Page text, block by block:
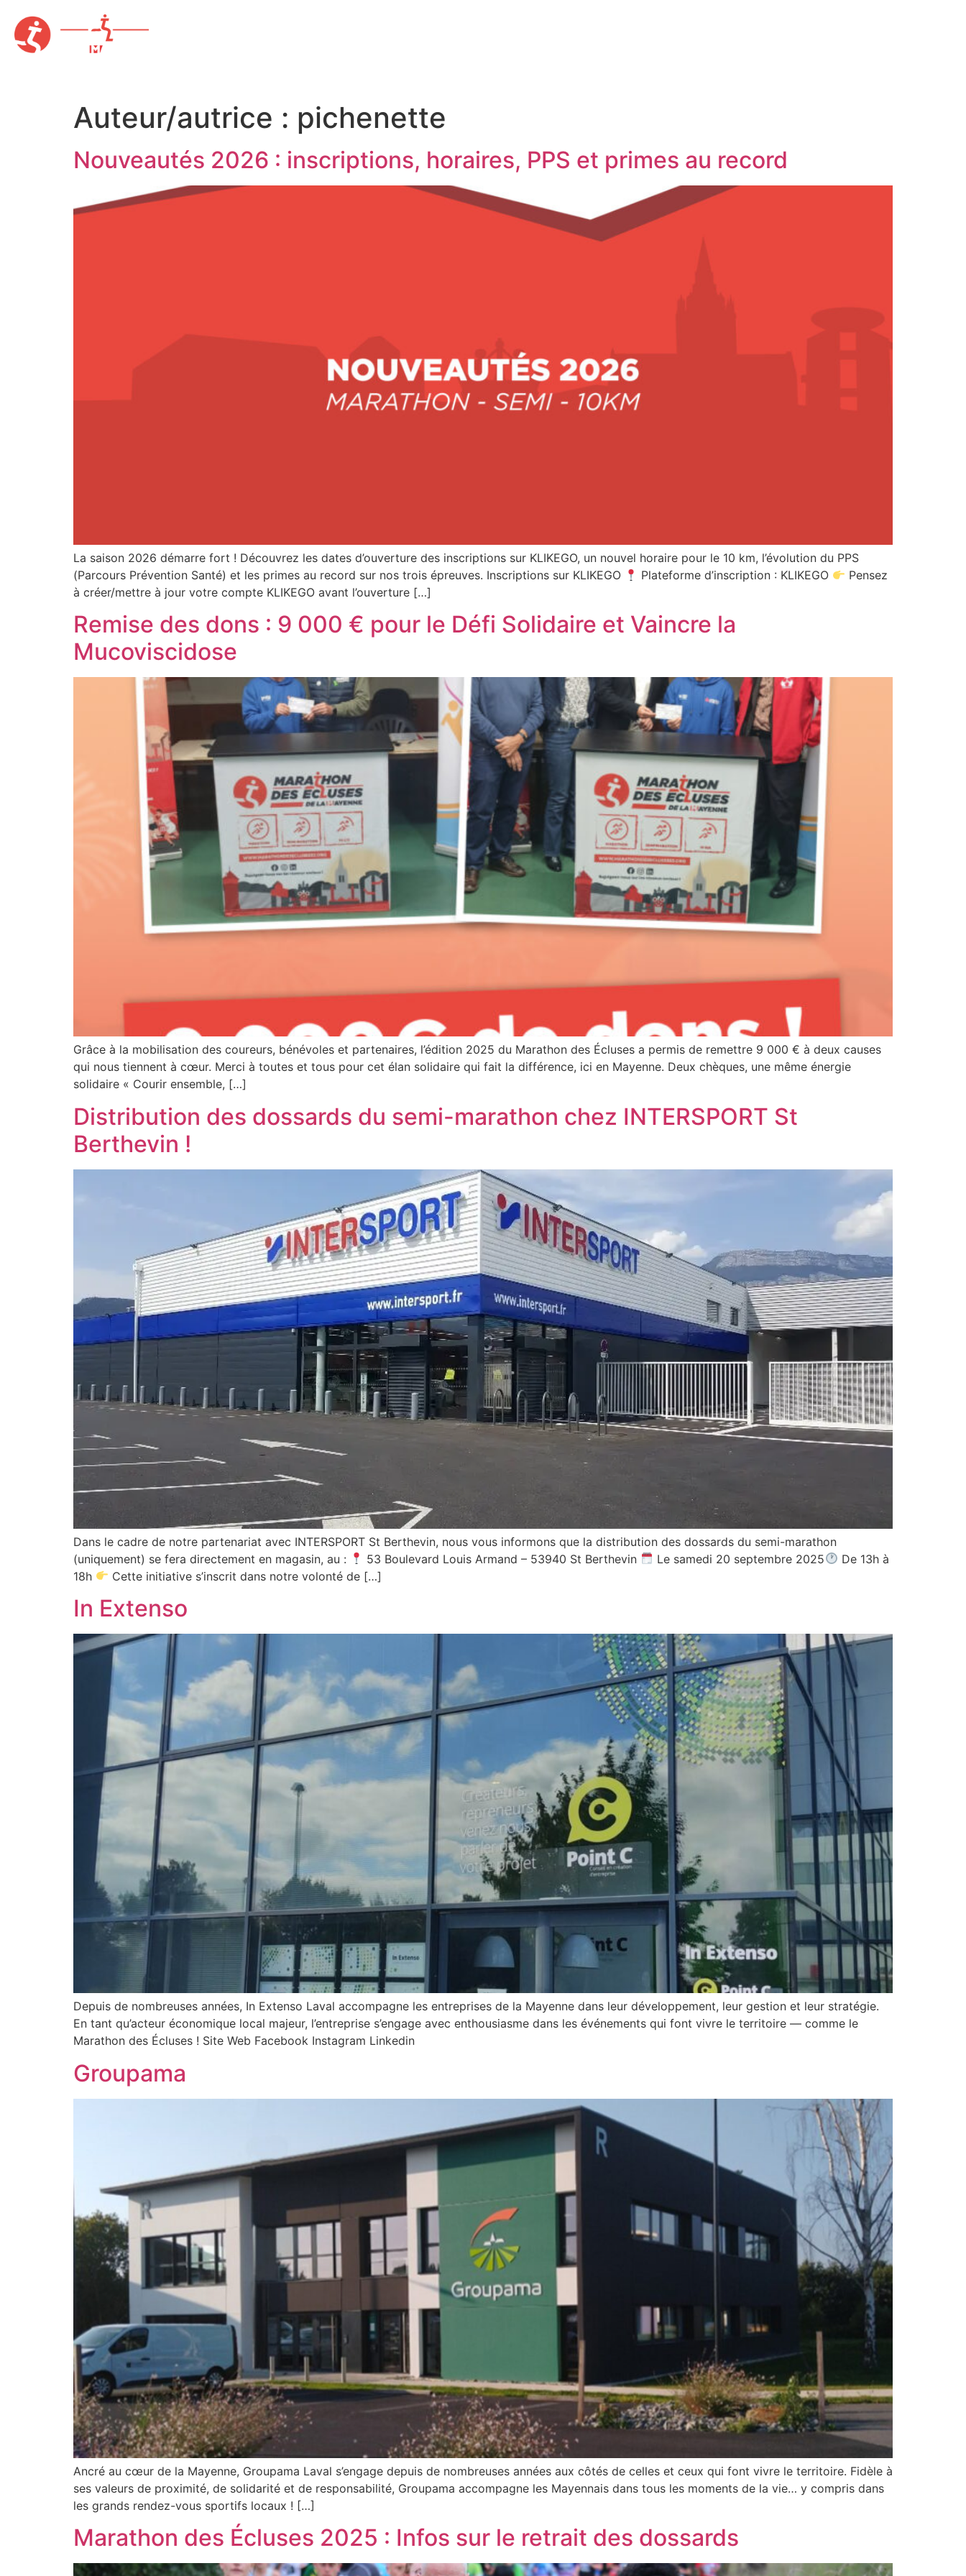
Auteur/autrice : pichenette
Nouveautés 2026 : inscriptions, horaires, PPS et primes au record
La saison 2026 démarre fort ! Découvrez les dates d’ouverture des inscriptions sur KLIKEGO, un nouvel horaire pour le 10 km, l’évolution du PPS
(Parcours Prévention Santé) et les primes au record sur nos trois épreuves. Inscriptions sur KLIKEGO
Plateforme d’inscription : KLIKEGO
Pensez
à créer/mettre à jour votre compte KLIKEGO avant l’ouverture […]
Remise des dons : 9 000 € pour le Défi Solidaire et Vaincre la
Mucoviscidose
Grâce à la mobilisation des coureurs, bénévoles et partenaires, l’édition 2025 du Marathon des Écluses a permis de remettre 9 000 € à deux causes
qui nous tiennent à cœur. Merci à toutes et tous pour cet élan solidaire qui fait la différence, ici en Mayenne. Deux chèques, une même énergie
solidaire « Courir ensemble, […]
Distribution des dossards du semi-marathon chez INTERSPORT St
Berthevin !
Dans le cadre de notre partenariat avec INTERSPORT St Berthevin, nous vous informons que la distribution des dossards du semi-marathon
(uniquement) se fera directement en magasin, au :
53 Boulevard Louis Armand – 53940 St Berthevin Le samedi 20 septembre 2025
De 13h à
18h
Cette initiative s’inscrit dans notre volonté de […]
In Extenso
Depuis de nombreuses années, In Extenso Laval accompagne les entreprises de la Mayenne dans leur développement, leur gestion et leur stratégie.
En tant qu’acteur économique local majeur, l’entreprise s’engage avec enthousiasme dans les événements qui font vivre le territoire — comme le
Marathon des Écluses ! Site Web Facebook Instagram Linkedin
Groupama
Ancré au cœur de la Mayenne, Groupama Laval s’engage depuis de nombreuses années aux côtés de celles et ceux qui font vivre le territoire. Fidèle à
ses valeurs de proximité, de solidarité et de responsabilité, Groupama accompagne les Mayennais dans tous les moments de la vie… y compris dans
les grands rendez-vous sportifs locaux ! […]
Marathon des Écluses 2025 : Infos sur le retrait des dossards